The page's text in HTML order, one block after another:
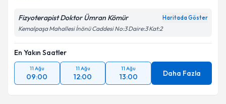
Fizyoterapist Doktor Ümran Kömür Haritada Göster
Kemalpaşa Mahallesi İnönü Caddesi No:3 Daire:3 Kat:2
En Yakın Saatler
11 Ağu
09:00
11 Ağu
12:00
11 Ağu
13:00 Daha Fazla